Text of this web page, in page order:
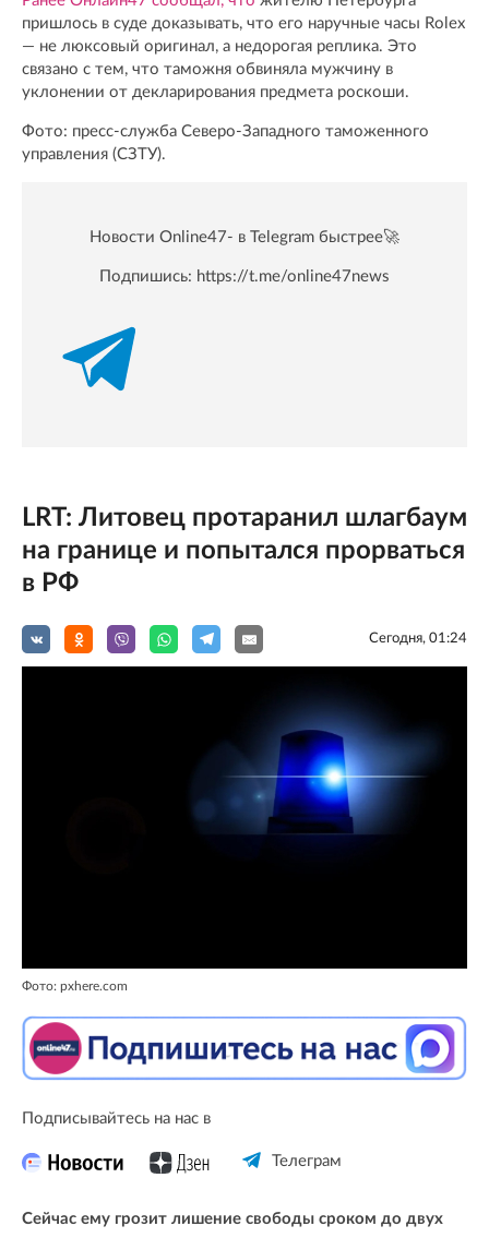
пришлось в суде доказывать, что его наручные часы Rolex
— не люксовый оригинал, а недорогая реплика. Это
связано с тем, что таможня обвиняла мужчину в
уклонении от декларирования предмета роскоши.
Фото: пресс-служба Северо-Западного таможенного
управления (СЗТУ).
Новости Online47- в Telegram быстрее🚀
Подпишись: https://t.me/online47news
LRT: Литовец протаранил шлагбаум
на границе и попытался прорваться
в РФ
Сегодня, 01:24
Фото: pxhere.com
Подписывайтесь на нас в
Телеграм
Сейчас ему грозит лишение свободы сроком до двух